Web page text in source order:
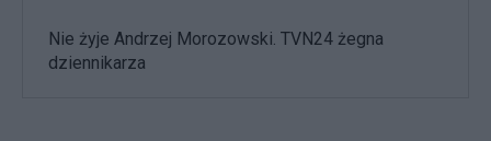
Nie żyje Andrzej Morozowski. TVN24 żegna
dziennikarza